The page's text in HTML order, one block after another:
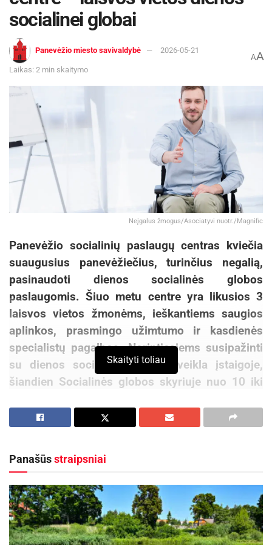
socialinei globai
Panevėžio miesto savivaldybė 2026-05-21
Laikas: 2 min skaitymo
AA
Neįgalus žmogus/Asociatyvi nuotr./Magnific
Panevėžio socialinių paslaugų centras kviečia
suaugusius panevėžiečius, turinčius negalią,
pasinaudoti dienos socialinės globos
paslaugomis. Šiuo metu centre yra likusios 3
laisvos vietos žmonėms, ieškantiems saugios
aplinkos, prasmingo užimtumo ir kasdienės
specialistų pagalbos. Norintiesiems susipažinti
su dienos socialinės globos veikla įstaigoje,
šiandien Socialinės globos skyriuje nuo 10 iki
Renginio metu bus pristatomos skyriaus
rūpimus klausimus.
Aktualios naujienos
„Globalūs Zarasai“ subūrė kraštiečius iš įvairių
pasaulio kampelių
Skaityti toliau
Panašūsstraipsniai